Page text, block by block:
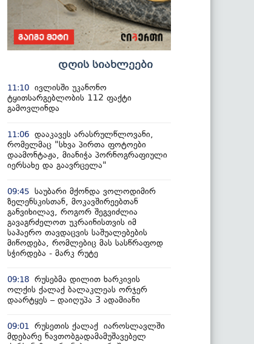
დღის სიახლეები
11:10 ივლისში უკანონო
ტყითსარგებლობის 112 ფაქტი
გამოვლინდა
11:06 დააკავეს არასრულწლოვანი,
რომელმაც "სხვა პირთა ფოტოები
დაამონტაჟა, მიანიჭა პორნოგრაფიული
იერსახე და გაავრცელა"
09:45 საუბარი მქონდა ვოლოდიმირ
ზელენსკისთან, მოკავშირეებთან
განვიხილავ, როგორ შეგვიძლია
გავაგრძელოთ უკრაინისთვის იმ
საჰაერო თავდაცვის საშუალებების
მიწოდება, რომლებიც მას სასწრაფოდ
სჭირდება - მარკ რუტე
09:18 რუსებმა დილით ხარკივის
ოლქის ქალაქ ბალაკლეას ორჯერ
დაარტყეს – დაიღუპა 3 ადამიანი
09:01
რუსეთის ქალაქ იაროსლავლში
მდებარე ნავთობგადამამუშავებელ